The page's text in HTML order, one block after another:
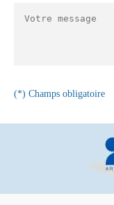
(*) Champs obligatoire